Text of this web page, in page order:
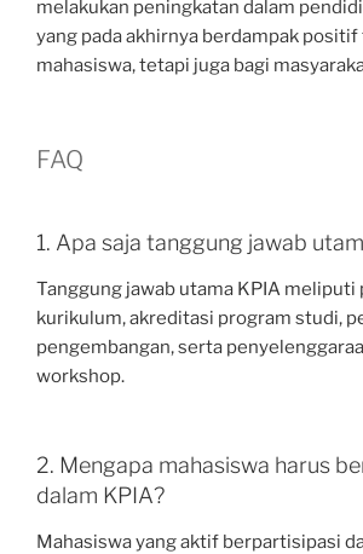
melakukan peningkatan dalam
yang pada akhirnya berdampak positif
mahasiswa, tetapi juga bagi
FAQ
1. Apa saja tanggung jawab
Tanggung jawab utama KPIA meliputi
kurikulum, akreditasi program studi,
pengembangan, serta
workshop.
2. Mengapa mahasiswa harus
dalam KPIA?
Mahasiswa yang aktif berpartisipasi